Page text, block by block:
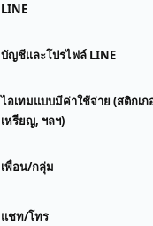
LINE
บัญชีและโปรไฟล์ LINE
ไอเทมแบบมีค่าใช้จ่าย (สติกเก
เหรียญ, ฯลฯ)
เพื่อน/กลุ่ม
แชท/โทร